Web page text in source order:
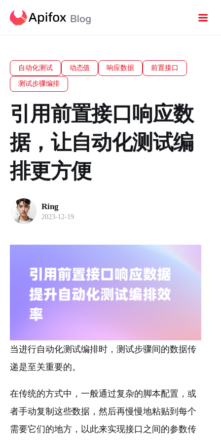
自动化测试 动态值 响应数据 前置接口
测试步骤编排
引用前置接口响应数
据，让自动化测试编
排更方便
Ring
2023-12-19
当进行自动化测试编排时，测试步骤间的数据传
递是至关重要的。
在传统的方式中，一般通过复杂的脚本配置，或
者手动复制这些数据，然后再慢慢地粘贴到每个
需要它们的地方，以此来实现接口之间的参数传